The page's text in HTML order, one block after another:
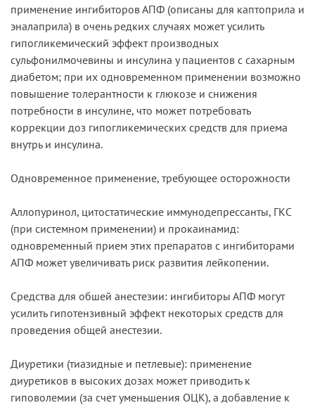
применение ингибиторов АПФ (описаны для каптоприла и
эналаприла) в очень редких случаях может усилить
гипогликемический эффект производных
сульфонилмочевины и инсулина у пациентов с сахарным
диабетом; при их одновременном применении возможно
повышение толерантности к глюкозе и снижения
потребности в инсулине, что может потребовать
коррекции доз гипогликемических средств для приема
внутрь и инсулина.
Одновременное применение, требующее осторожности
Аллопуринол, цитостатические иммунодепрессанты, ГКС
(при системном применении) и прокаинамид:
одновременный прием этих препаратов с ингибиторами
АПФ может увеличивать риск развития лейкопении.
Средства для обшей анестезии: ингибиторы АПФ могут
усилить гипотензивный эффект некоторых средств для
проведения общей анестезии.
Диуретики (тиазидные и петлевые): применение
диуретиков в высоких дозах может приводить к
гиповолемии (за счет уменьшения ОЦК), а добавление к